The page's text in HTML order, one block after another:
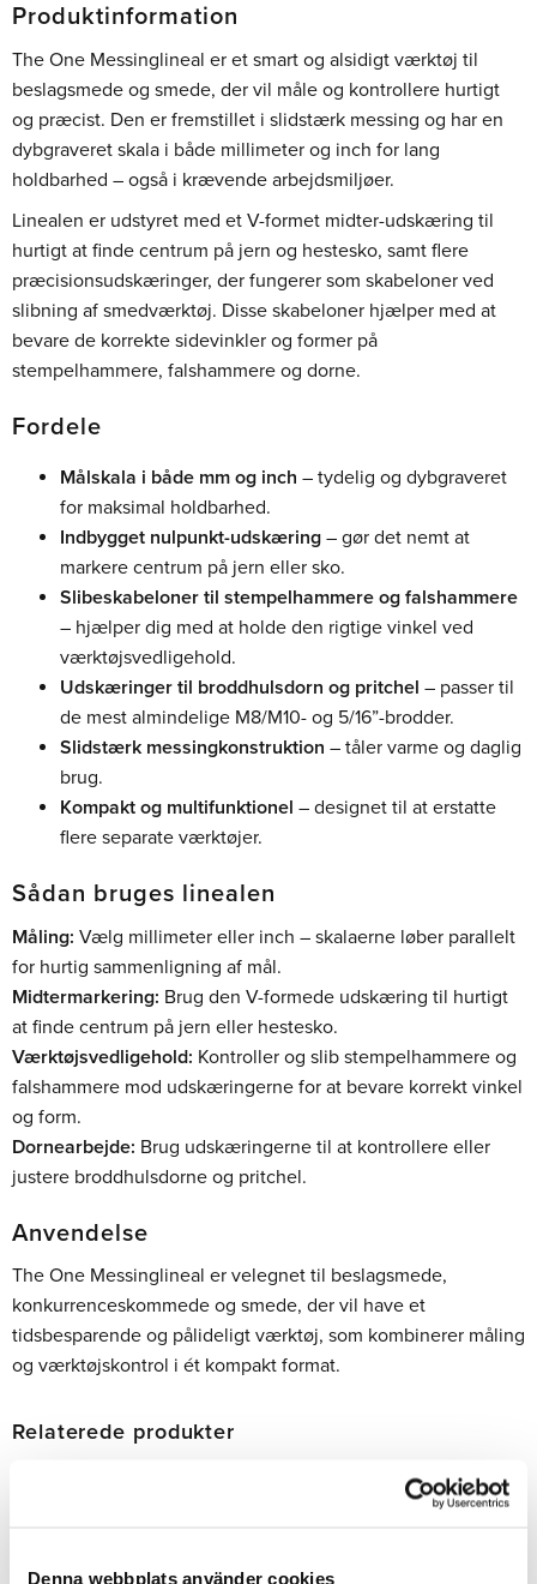
Denna webbplats använder cookies
Produktinformation
The One Messinglineal er et smart og alsidigt værktøj til
beslagsmede og smede, der vil måle og kontrollere hurtigt
og præcist. Den er fremstillet i slidstærk messing og har en
dybgraveret skala i både millimeter og inch for lang
holdbarhed – også i krævende arbejdsmiljøer.
Linealen er udstyret med et V-formet midter-udskæring til
hurtigt at finde centrum på jern og hestesko, samt flere
præcisionsudskæringer, der fungerer som skabeloner ved
slibning af smedværktøj. Disse skabeloner hjælper med at
bevare de korrekte sidevinkler og former på
stempelhammere, falshammere og dorne.
Fordele
Målskala i både mm og inch – tydelig og dybgraveret
for maksimal holdbarhed.
Indbygget nulpunkt-udskæring – gør det nemt at
markere centrum på jern eller sko.
Slibeskabeloner til stempelhammere og falshammere
– hjælper dig med at holde den rigtige vinkel ved
værktøjsvedligehold.
Udskæringer til broddhulsdorn og pritchel – passer til
de mest almindelige M8/M10- og 5/16”-brodder.
Slidstærk messingkonstruktion – tåler varme og daglig
brug.
Kompakt og multifunktionel – designet til at erstatte
flere separate værktøjer.
Sådan bruges linealen
Måling: Vælg millimeter eller inch – skalaerne løber parallelt
for hurtig sammenligning af mål.
Midtermarkering: Brug den V-formede udskæring til hurtigt
at finde centrum på jern eller hestesko.
Værktøjsvedligehold: Kontroller og slib stempelhammere og
falshammere mod udskæringerne for at bevare korrekt vinkel
og form.
Dornearbejde: Brug udskæringerne til at kontrollere eller
justere broddhulsdorne og pritchel.
Anvendelse
The One Messinglineal er velegnet til beslagsmede,
konkurrenceskommede og smede, der vil have et
tidsbesparende og pålideligt værktøj, som kombinerer måling
og værktøjskontrol i ét kompakt format.
Relaterede produkter